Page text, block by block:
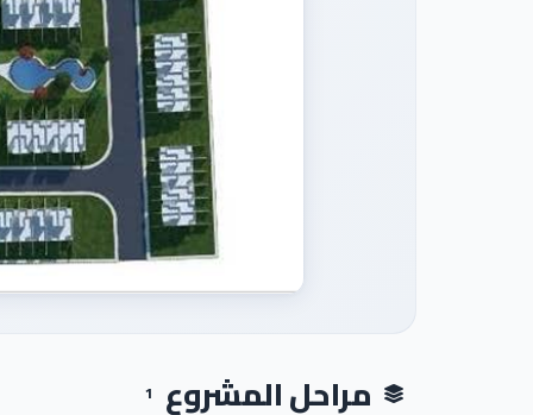
مراحل المشروع 1